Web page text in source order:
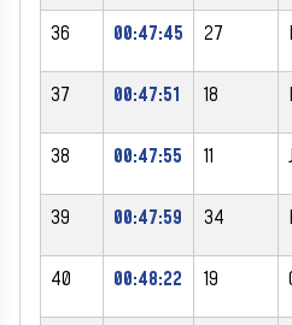
36 00:47:45 27
37 00:47:51 18
38 00:47:55 11
39 00:47:59 34
40 00:48:22 19